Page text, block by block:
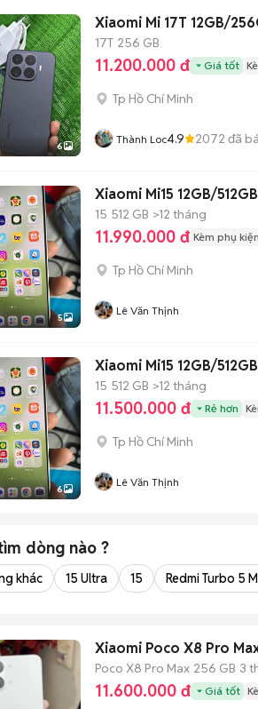
6
Xiaomi Mi 17T 12GB/
17T 256 GB
11.200.000 đ Giá tốt
Tp Hồ Chí Minh
Thành Loc4.9 2072 đã
5
Xiaomi Mi15 12GB/
15 512 GB >12 tháng
11.990.000 đ Kèm phụ kiện
Tp Hồ Chí Minh
Lê Văn Thịnh
6
Xiaomi Mi15 12GB/
15 512 GB >12 tháng
11.500.000 đ Rẻ hơn
Tp Hồ Chí Minh
Lê Văn Thịnh
dòng nào ?
khác 15 Ultra 15 Redmi Turbo 5
Xiaomi Poco X8 Pro
Poco X8 Pro Max 256 GB 3
11.600.000 đ Giá tốt